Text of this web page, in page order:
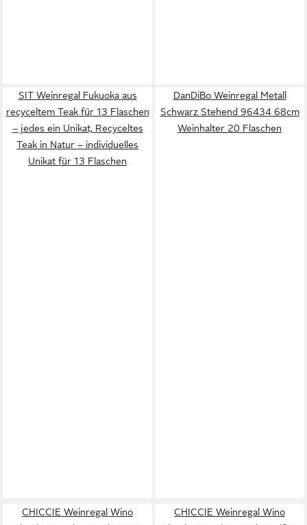
SIT Weinregal Fukuoka aus
recyceltem Teak für 13 Flaschen
– jedes ein Unikat, Recyceltes
Teak in Natur – individuelles
Unikat für 13 Flaschen
DanDiBo Weinregal Metall
Schwarz Stehend 96434 68cm
Weinhalter 20 Flaschen
CHICCIE Weinregal Wino
CHICCIE Weinregal Wino